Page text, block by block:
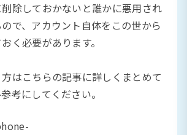
除しておかないと誰かに悪用され
で、アカウント自体をこの世から
く必要があります。
はこちらの記事に詳しくまとめて
考にしてください。